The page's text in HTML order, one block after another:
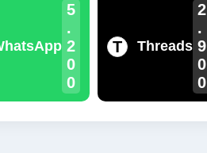
5
.
2
0
0
T Threads
2
.
9
0
0